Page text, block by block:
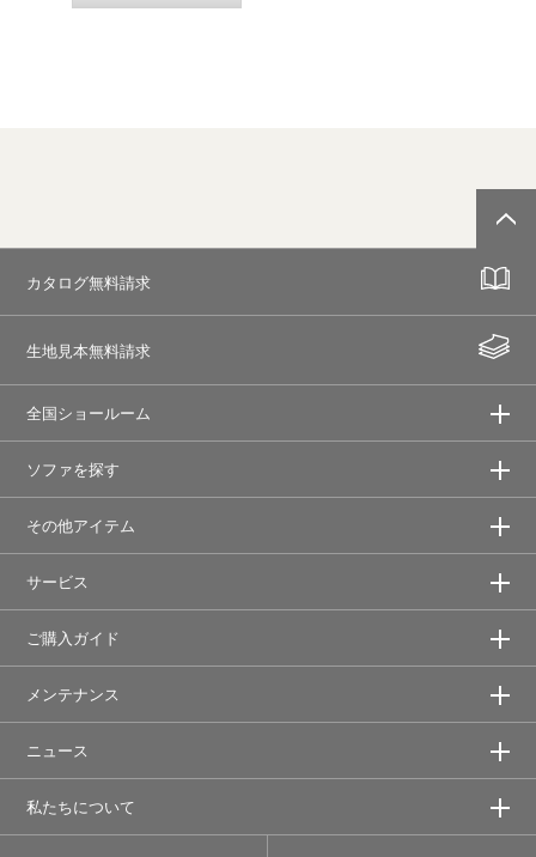
カタログ無料請求
生地見本無料請求
全国ショールーム
ソファを探す
その他アイテム
サービス
ご購入ガイド
メンテナンス
ニュース
私たちについて